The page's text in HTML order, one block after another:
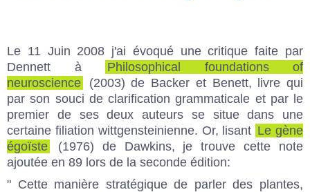
Le 11 Juin 2008 j'ai évoqué une critique faite par
Dennett à
Philosophical foundations of
neuroscience
(2003) de Backer et Benett, livre qui
par son souci de clarification grammaticale et par le
premier de ses deux auteurs se situe dans une
certaine filiation wittgensteinienne. Or, lisant Le gène
égoïste
(1976) de Dawkins, je trouve cette note
ajoutée en 89 lors de la seconde édition:
" Cette manière stratégique de parler des plantes,